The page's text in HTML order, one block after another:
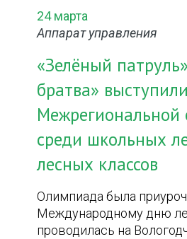
24 марта
Аппарат управления
«Зелёный
братва»
среди школьных
лесных классов
Олимпиада была
Международному дню
проводилась на